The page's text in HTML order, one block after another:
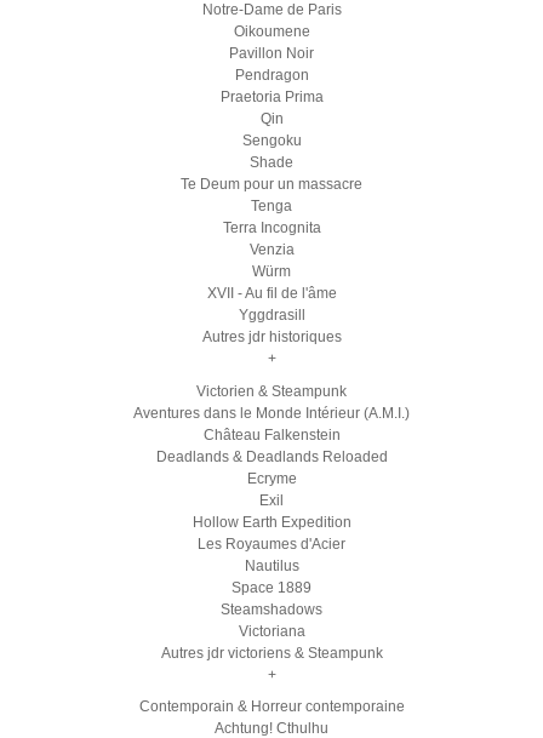
Notre-Dame de Paris
Oikoumene
Pavillon Noir
Pendragon
Praetoria Prima
Qin
Sengoku
Shade
Te Deum pour un massacre
Tenga
Terra Incognita
Venzia
Würm
XVII - Au fil de l'âme
Yggdrasill
Autres jdr historiques
+
Victorien & Steampunk
Aventures dans le Monde Intérieur (A.M.I.)
Château Falkenstein
Deadlands & Deadlands Reloaded
Ecryme
Exil
Hollow Earth Expedition
Les Royaumes d'Acier
Nautilus
Space 1889
Steamshadows
Victoriana
Autres jdr victoriens & Steampunk
+
Contemporain & Horreur contemporaine
Achtung! Cthulhu